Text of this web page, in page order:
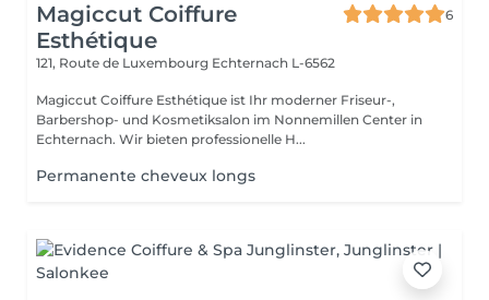
Magiccut Coiffure
Esthétique
6
121, Route de Luxembourg Echternach L-6562
Magiccut Coiffure Esthétique ist Ihr moderner Friseur-,
Barbershop- und Kosmetiksalon im Nonnemillen Center in
Echternach. Wir bieten professionelle H...
Permanente cheveux longs